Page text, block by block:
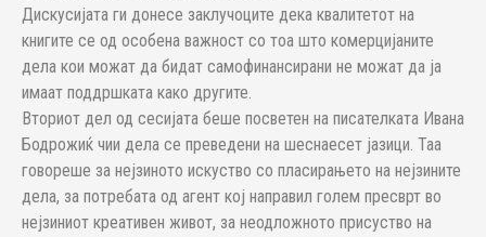
Дискусијата ги донесе заклучоците дека квалитетот на
книгите се од особена важност со тоа што комерцијаните
дела кои можат да бидат самофинансирани не можат да ја
имаат поддршката како другите.
Вториот дел од сесијата беше посветен на писателката Ивана
Бодрожиќ чии дела се преведени на шеснаесет јазици. Таа
говореше за нејзиното искуство со пласирањето на нејзините
дела, за потребата од агент кој направил голем пресврт во
нејзиниот креативен живот, за неодложното присуство на